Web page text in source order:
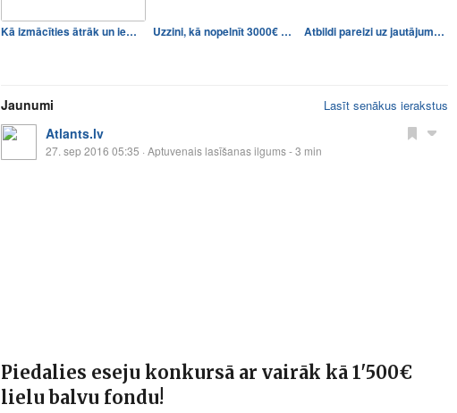
Kā izmācīties ātrāk un iemā… Uzzini, kā nopelnīt 3000€ a… Atbildi pareizi uz jautājum…
Jaunumi Lasīt senākus ierakstus
Atlants.lv
27. sep 2016 05:35 · Aptuvenais lasīšanas ilgums - 3 min
Piedalies eseju konkursā ar vairāk kā 1'500€
lielu balvu fondu!